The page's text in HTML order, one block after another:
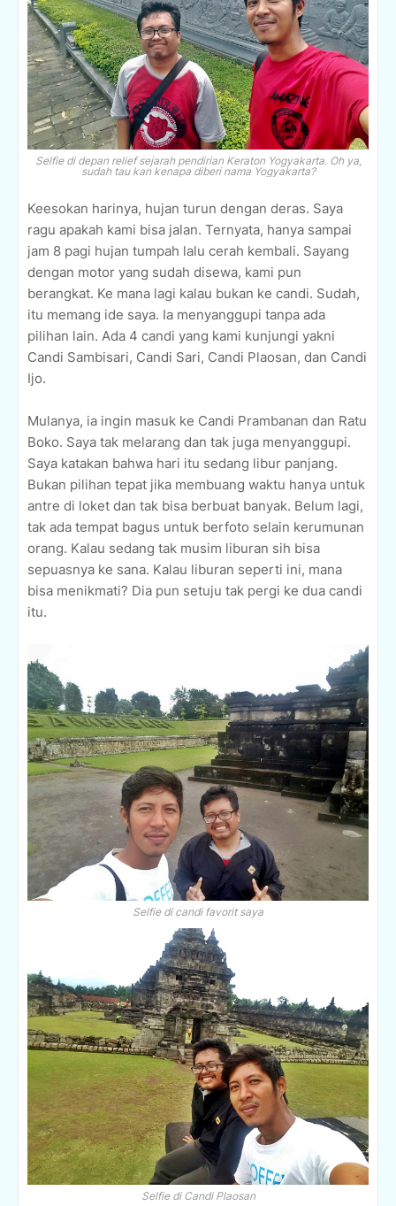
Selfie di depan relief sejarah pendirian Keraton Yogyakarta. Oh ya,
sudah tau kan kenapa diberi nama Yogyakarta?
Keesokan harinya, hujan turun dengan deras. Saya
ragu apakah kami bisa jalan. Ternyata, hanya sampai
jam 8 pagi hujan tumpah lalu cerah kembali. Sayang
dengan motor yang sudah disewa, kami pun
berangkat. Ke mana lagi kalau bukan ke candi. Sudah,
itu memang ide saya. Ia menyanggupi tanpa ada
pilihan lain. Ada 4 candi yang kami kunjungi yakni
Candi Sambisari, Candi Sari, Candi Plaosan, dan Candi
Ijo.
Mulanya, ia ingin masuk ke Candi Prambanan dan Ratu
Boko. Saya tak melarang dan tak juga menyanggupi.
Saya katakan bahwa hari itu sedang libur panjang.
Bukan pilihan tepat jika membuang waktu hanya untuk
antre di loket dan tak bisa berbuat banyak. Belum lagi,
tak ada tempat bagus untuk berfoto selain kerumunan
orang. Kalau sedang tak musim liburan sih bisa
sepuasnya ke sana. Kalau liburan seperti ini, mana
bisa menikmati? Dia pun setuju tak pergi ke dua candi
itu.
Selfie di candi favorit saya
Selfie di Candi Plaosan